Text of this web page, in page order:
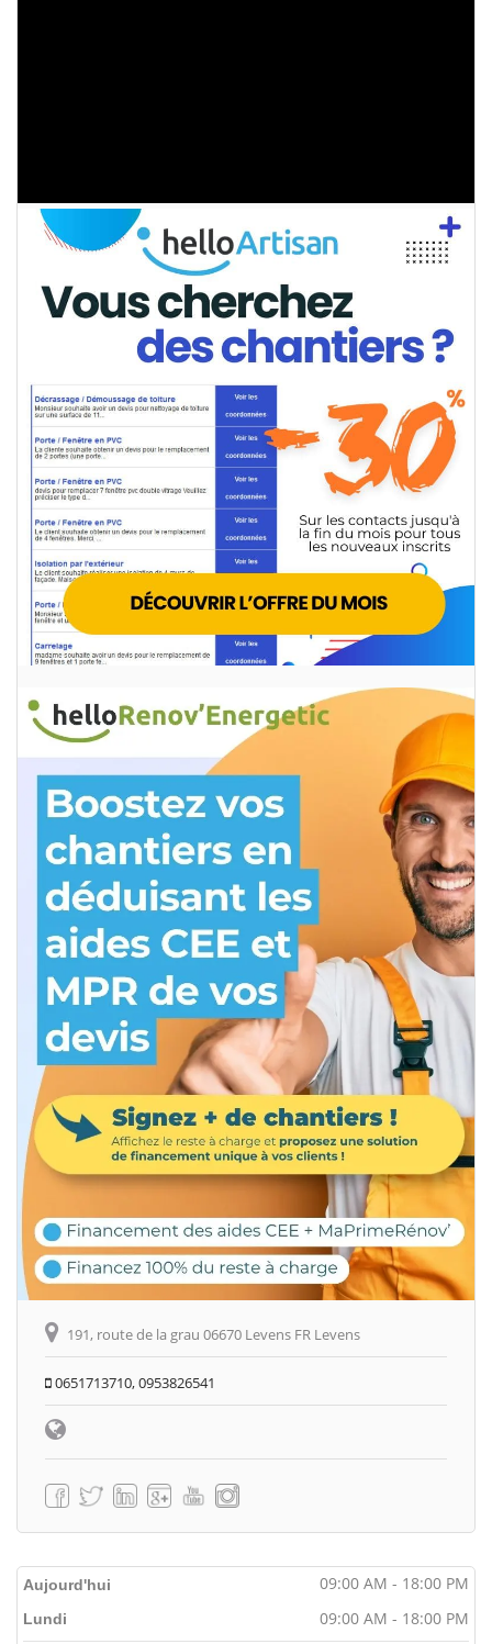
191, route de la grau 06670 Levens FR Levens
0651713710, 0953826541
Aujourd'hui 09:00 AM - 18:00 PM
Lundi 09:00 AM - 18:00 PM